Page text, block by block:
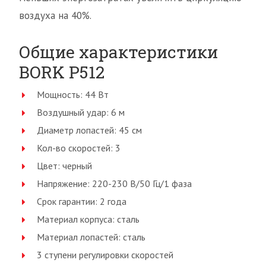
воздуха на 40%.
Общие характеристики
BORK P512
Мощность: 44 Вт
Воздушный удар: 6 м
Диаметр лопастей: 45 см
Кол-во скоростей: 3
Цвет: черный
Напряжение: 220-230 В/50 Гц/1 фаза
Срок гарантии: 2 года
Материал корпуса: сталь
Материал лопастей: сталь
3 ступени регулировки скоростей